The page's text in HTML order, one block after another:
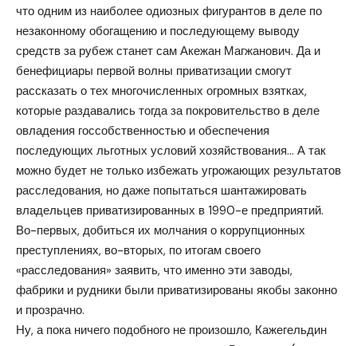
что одним из наиболее одиозных фигурантов в деле по
незаконному обогащению и последующему выводу
средств за рубеж станет сам Акежан Магжанович. Да и
бенефициары первой волны приватизации смогут
рассказать о тех многочисленных огромных взятках,
которые раздавались тогда за покровительство в деле
овладения госсобственностью и обеспечения
последующих льготных условий хозяйствования… А так
можно будет не только избежать угрожающих результатов
расследования, но даже попытаться шантажировать
владельцев приватизированных в 1990-е предприятий.
Во-первых, добиться их молчания о коррупционных
преступлениях, во-вторых, по итогам своего
«расследования» заявить, что именно эти заводы,
фабрики и рудники были приватизированы якобы законно
и прозрачно.
Ну, а пока ничего подобного не произошло, Кажегельдин